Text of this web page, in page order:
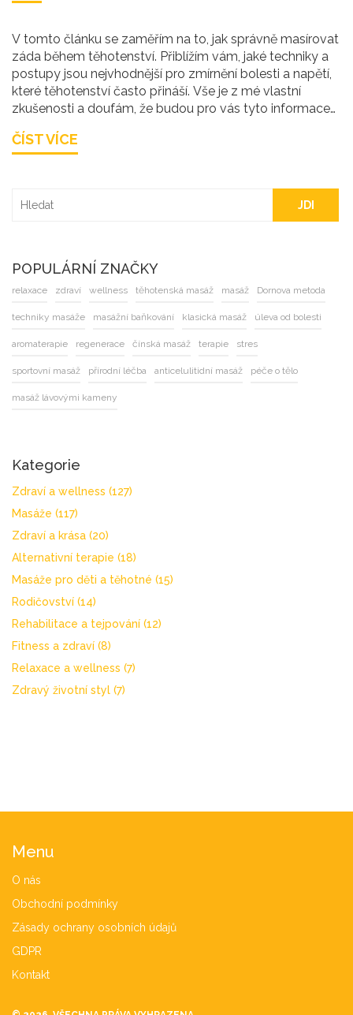
V tomto článku se zaměřím na to, jak správně masírovat
záda během těhotenství. Přiblížím vám, jaké techniky a
postupy jsou nejvhodnější pro zmírnění bolesti a napětí,
které těhotenství často přináší. Vše je z mé vlastní
zkušenosti a doufám, že budou pro vás tyto informace
umění se samu sebe ošetřovat je velmi důležité.
ČÍST VÍCE
JDI
POPULÁRNÍ ZNAČKY
relaxace zdraví wellness těhotenská masáž masáž Dornova metoda
techniky masáže masážní baňkování klasická masáž úleva od bolesti
aromaterapie regenerace čínská masáž terapie stres
sportovní masáž přírodní léčba anticelulitidní masáž péče o tělo
masáž lávovými kameny
Kategorie
Zdraví a wellness (127)
Masáže (117)
Zdraví a krása (20)
Alternativní terapie (18)
Masáže pro děti a těhotné (15)
Rodičovství (14)
Rehabilitace a tejpování (12)
Fitness a zdraví (8)
Relaxace a wellness (7)
Zdravý životní styl (7)
Menu
O nás
Obchodní podmínky
Zásady ochrany osobních údajů
GDPR
Kontakt